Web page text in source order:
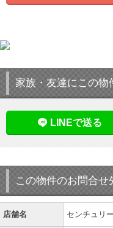
家族・友達にこの物
LINEで送る
この物件のお問合せ
店舗名 センチュリ